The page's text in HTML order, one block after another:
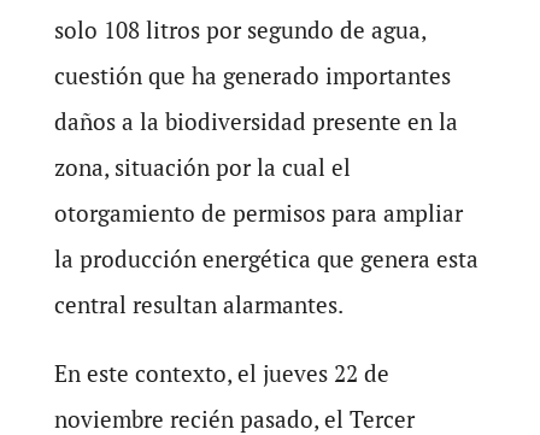
solo 108 litros por segundo de agua,
cuestión que ha generado importantes
daños a la biodiversidad presente en la
zona, situación por la cual el
otorgamiento de permisos para ampliar
la producción energética que genera esta
central resultan alarmantes.
En este contexto, el jueves 22 de
noviembre recién pasado, el Tercer